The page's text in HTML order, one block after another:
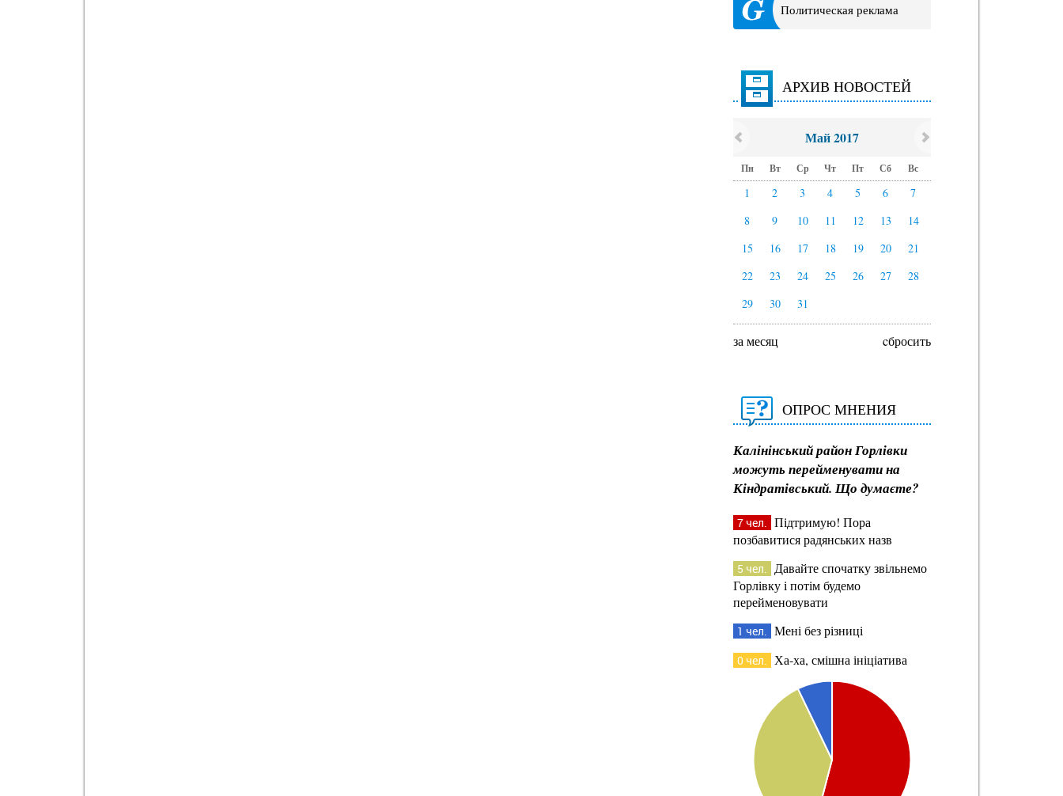
Политическая реклама
АРХИВ НОВОСТЕЙ
Май 2017
Пн Вт Ср Чт Пт Сб Вс
1 2 3 4 5 6
7
8
9 10 11 12 13
14
15
16 17 18 19 20
21
22
23 24 25 26 27
28
29
30 31
за месяц cбросить
ОПРОС МНЕНИЯ
Калінінський район Горлівки
можуть перейменувати на
Кіндратівський. Що думаєте?
7 чел. Підтримую! Пора
позбавитися радянських назв
5 чел. Давайте спочатку звільнемо
Горлівку і потім будемо
перейменовувати
1 чел. Мені без різниці
0 чел. Ха-ха, смішна ініціатива